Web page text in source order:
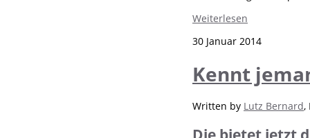
Weiterlesen
30 Januar 2014
Kennt
Written by Lutz Bernard,